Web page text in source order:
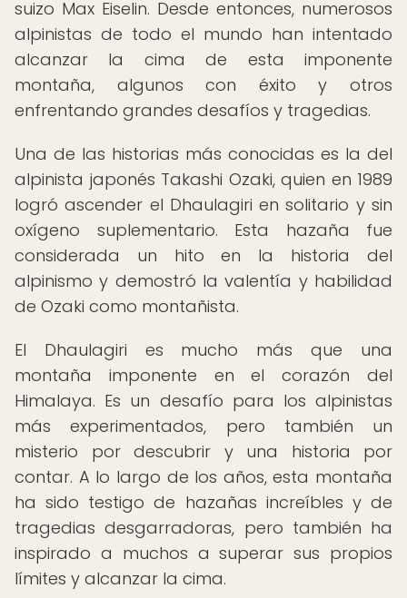
suizo Max Eiselin. Desde entonces, numerosos
alpinistas de todo el mundo han intentado
alcanzar la cima de esta imponente
montaña, algunos con éxito y otros
enfrentando grandes desafíos y tragedias.
Una de las historias más conocidas es la del
alpinista japonés Takashi Ozaki, quien en 1989
logró ascender el Dhaulagiri en solitario y sin
oxígeno suplementario. Esta hazaña fue
considerada un hito en la historia del
alpinismo y demostró la valentía y habilidad
de Ozaki como montañista.
El Dhaulagiri es mucho más que una
montaña imponente en el corazón del
Himalaya. Es un desafío para los alpinistas
más experimentados, pero también un
misterio por descubrir y una historia por
contar. A lo largo de los años, esta montaña
ha sido testigo de hazañas increíbles y de
tragedias desgarradoras, pero también ha
inspirado a muchos a superar sus propios
límites y alcanzar la cima.